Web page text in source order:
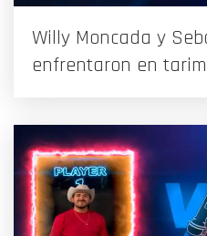
Willy Moncada y
enfrentaron en